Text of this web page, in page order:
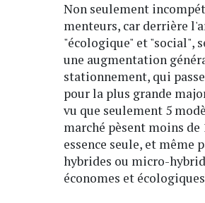
Non seulement
menteurs, car derrière
"écologique" et "social",
une augmentation
stationnement, qui passe
pour la plus grande
vu que seulement 5
marché pèsent moins de
essence seule, et même
hybrides ou micro-
économes et